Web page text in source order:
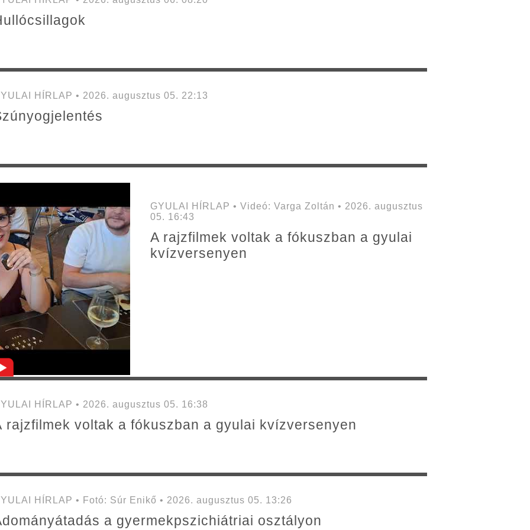
HÍRLAP • 2026. augusztus 05. 22:13
GYULAI HÍRLAP • Videó: Varga Zoltán • 2026. augusztus
05. 16:43
A rajzfilmek voltak a fókuszban a gyulai
kvízversenyen
HÍRLAP • 2026. augusztus 05. 16:38
rajzfilmek voltak a fókuszban a gyulai kvízversenyen
HÍRLAP • Fotó: Súr Enikő • 2026. augusztus 05. 13:26
a gyermekpszichiátriai osztályon